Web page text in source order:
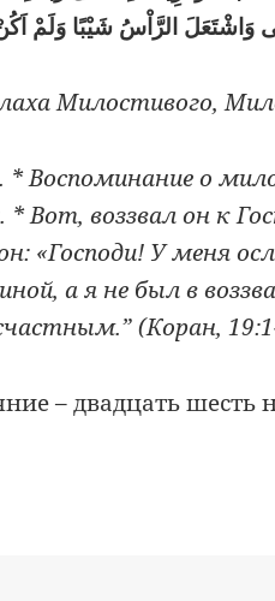
الرَّاْسُ شَيْبًا وَلَمْ
Милостивого,
* Воспоминание о
* Вот, воззвал он к
«Господи! У меня
а я не был в
(Коран,
– двадцать шесть